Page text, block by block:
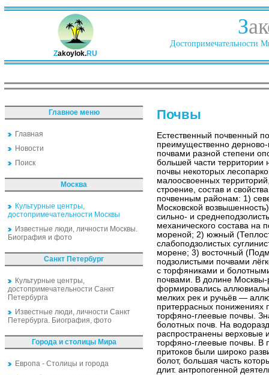
Zakoylok.RU
З
Достопримечательности
Главное меню
Главная
Новости
Поиск
Москва
Культурные центры,
достопримечательности Москвы
Известные люди, личности Москвы.
Биография и фото
Санкт Петербург
Культурные центры,
достопримечательности Санкт
Петербурга
Известные люди, личности Санкт
Петербурга. Биография, фото
Города и столицы Мира
Европа - Столицы и города
Почвы
Естественный почвенный
преимущественно
почвами разной степени
большей части территории
почвы некоторых
малоосвоенных
строение, состав и
почвенным районам: 1)
Московской
сильно- и
механического состава на
мореной; 2) южный
слабоподзолистых
морене; 3) восточный
подзолистыми почвами
с торфяниками и
почвами. В долине Москвы-
формировались
мелких рек и ручьёв —
притеррасных
торфяно-глеевые почвы.
болотных почв. На
распространены верховые
торфяно-глеевые почвы. В
притоков были широко
болот, большая часть
длит. антропогенной